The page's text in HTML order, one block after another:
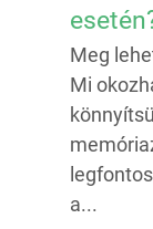
Meg
Mi
a...